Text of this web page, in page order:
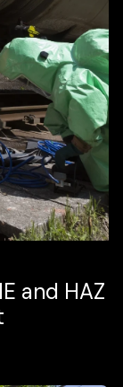
and HAZ